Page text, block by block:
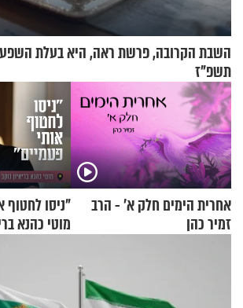
השבת הקרובה, פרשת ראה, היא בעלת
תשפ"ז
אחרית הימים חלק א’ - הרב
זמיר כהן
"ניסו לחטוף
מוטי כהנא